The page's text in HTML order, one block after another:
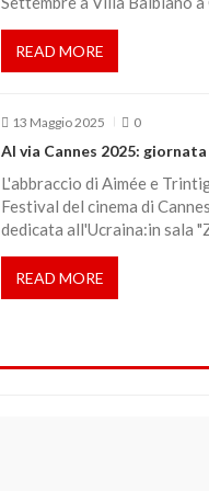
READ MORE
13 Maggio 2025 0
Al via Cannes 2025:
L'abbraccio di Aimée e
Festival del cinema di
dedicata all'Ucraina:in sala
READ MORE